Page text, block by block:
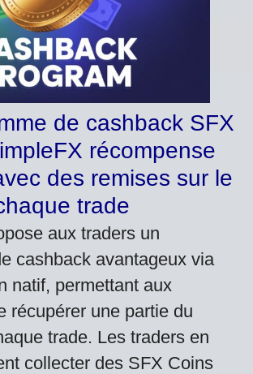
de cashback SFX
récompense
des remises sur le
trade
aux traders un
cashback avantageux via
natif, permettant aux
récupérer une partie du
trade. Les traders en
collecter des SFX Coins